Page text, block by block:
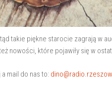
takie piękne starocie zagrają w
nowości, które pojawiły się w
mail do nas to: